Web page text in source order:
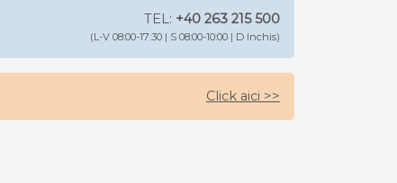
TEL: +40 263 215 500
(L-V 08:00-17:30 | S 08:00-10:00 | D Inchis)
Click aici >>